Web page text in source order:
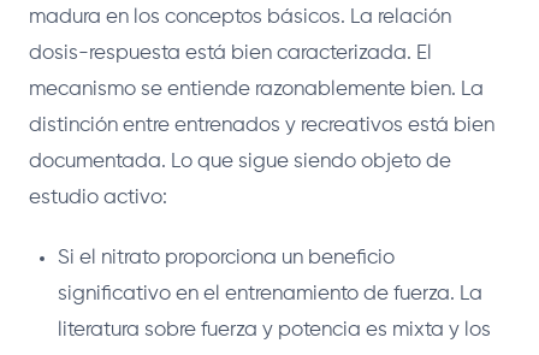
madura en los conceptos básicos. La relación
dosis-respuesta está bien caracterizada. El
mecanismo se entiende razonablemente bien. La
distinción entre entrenados y recreativos está bien
documentada. Lo que sigue siendo objeto de
estudio activo:
Si el nitrato proporciona un beneficio
significativo en el entrenamiento de fuerza. La
literatura sobre fuerza y potencia es mixta y los